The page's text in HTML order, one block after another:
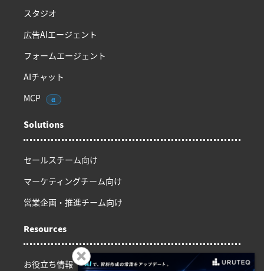
スタジオ
広告AIエージェント
フォームエージェント
AIチャット
MCP
α
Solutions
セールスチーム向け
マーケティングチーム向け
営業企画・推進チーム向け
Resources
お役立ち情報